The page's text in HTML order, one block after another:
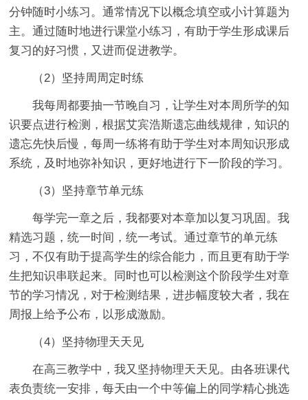
分钟随时小练习。通常情况下以概念填空或小计算题为
主。通过随时地进行课堂小练习，有助于学生形成课后
复习的好习惯，又进而促进教学。
（2）坚持周周定时练
我每周都要抽一节晚自习，让学生对本周所学的知
识要点进行检测，根据艾宾浩斯遗忘曲线规律，知识的
遗忘先快后慢，每周一练将有助于学生对本周知识形成
系统，及时地弥补知识，更好地进行下一阶段的学习。
（3）坚持章节单元练
每学完一章之后，我都要对本章加以复习巩固。我
精选习题，统一时间，统一考试。通过章节的单元练
习，不仅有助于提高学生的综合能力，而且更有助于学
生把知识串联起来。同时也可以检测这个阶段学生对章
节的学习情况，对于检测结果，进步幅度较大者，我在
周报上给予公布，以形成激励。
（4）坚持物理天天见
在高三教学中，我又坚持物理天天见。由各班课代
表负责统一安排，每天由一个中等偏上的同学精心挑选